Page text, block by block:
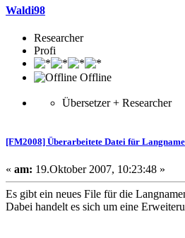
Waldi98
Researcher
Profi
Offline
Übersetzer + Researcher
[FM2008] Überarbeitete Datei für
« am: 19.Oktober 2007, 10:23:48 »
Es gibt ein neues File für die
Dabei handelt es sich um eine